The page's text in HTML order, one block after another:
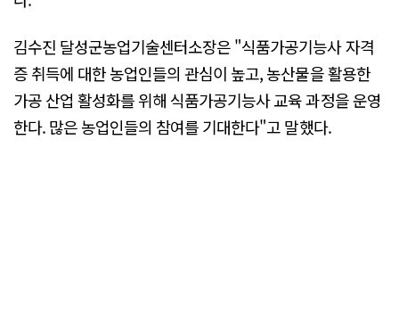
김수진 달성군농업기술센터소장은 "식품가공기능사 자격
증 취득에 대한 농업인들의 관심이 높고, 농산물을 활용한
가공 산업 활성화를 위해 식품가공기능사 교육 과정을 운영
한다. 많은 농업인들의 참여를 기대한다"고 말했다.